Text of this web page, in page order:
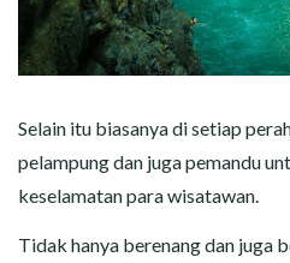
Selain itu biasanya di setiap
pelampung dan juga pemandu
keselamatan para wisatawan.
Tidak hanya berenang dan juga